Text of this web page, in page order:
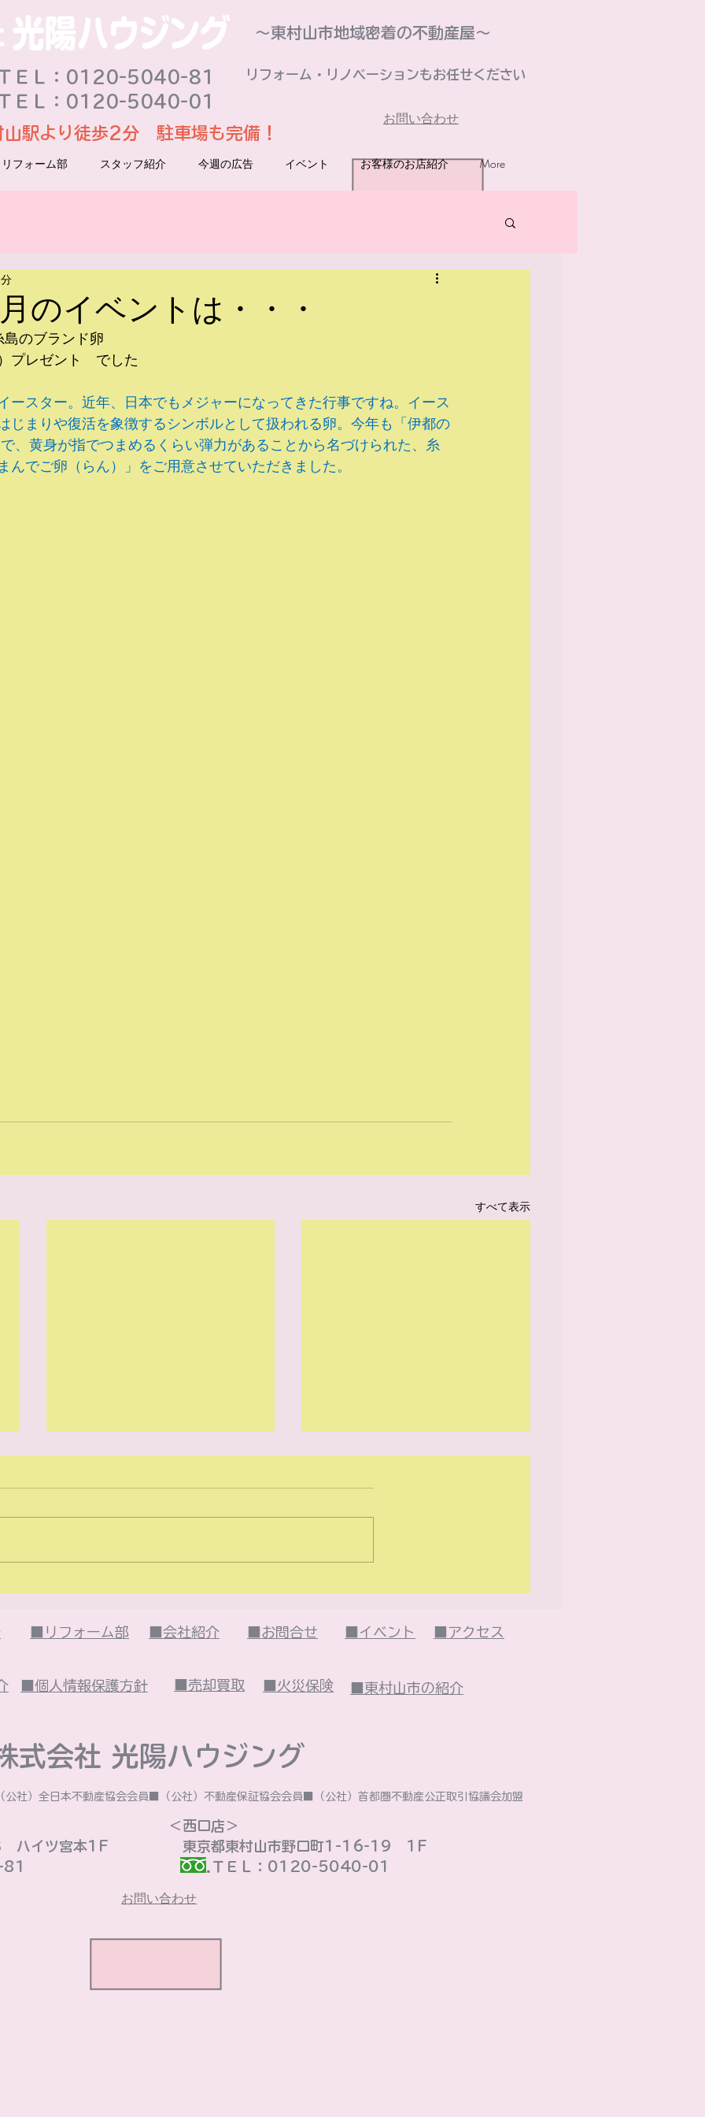
～東村山市地域密着の不動産屋～
ＥＬ：0120-5040-81
ＥＬ：0120-5040-01
リフォーム・リノベーションもお任せください
山駅より徒歩2分 駐車場も完備！
お問い合わせ
リフォーム部 スタッフ紹介 今週の広告 イベント お客様のお店紹介 More
のイベントは・・・
島のブランド卵
プレゼント　でした
ースター。近年、日本でもメジャーになってきた行事ですね。イース
じまりや復活を象徴するシンボルとして扱われる卵。今年も「伊都の
、黄身が指でつまめるくらい弾力があることから名づけられた、糸
んでご卵（らん）」をご用意させていただきました。
すべて表示
■リフォーム部 ■会社紹介 ■お問合せ ■イベント ■アクセス
■個人情報保護方針 ■売却買取 ■火災保険 ■東村山市の紹介
）全日本不動産協会会員■（公社）不動産保証協会会員■（公社）首都圏不動産公正取引協議会加盟
式会社 光陽ハウジング​
ハイツ宮本1F
​＜西口店＞
東京都東村山市野口町1-16-19 1F
ＴＥＬ：0120-5040-01
お問い合わせ